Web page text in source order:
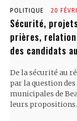
POLITIQUE 20
Sécurité,
prières,
des candidats
De la sécurité au
par la question
municipales de
leurs propositions.